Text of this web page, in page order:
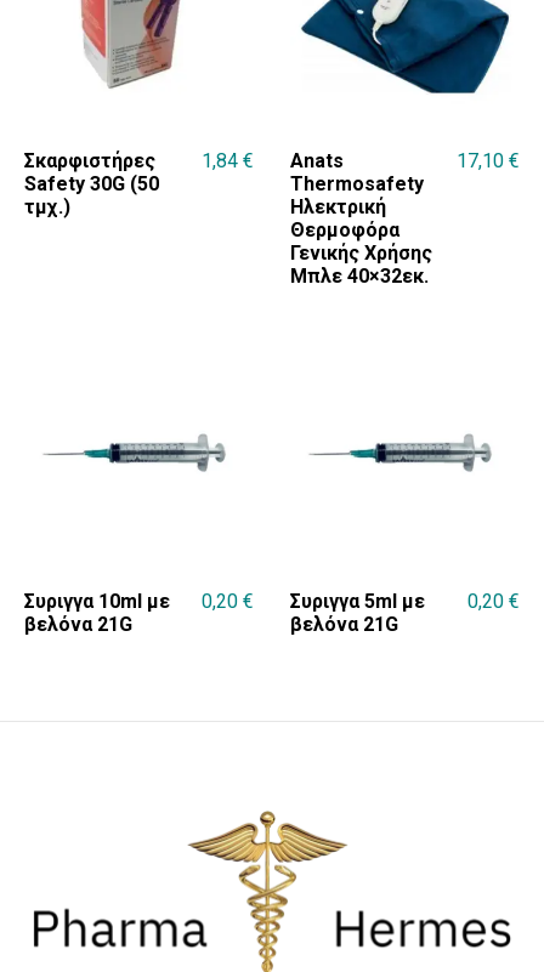
Σκαρφιστήρες
Safety 30G (50
τμχ.)
1,84 €
Anats
Thermosafety
Ηλεκτρική
Θερμοφόρα
Γενικής Χρήσης
Μπλε 40×32εκ.
17,10 €
Συριγγα 10ml με
βελόνα 21G
0,20 €
Συριγγα 5ml με
βελόνα 21G
0,20 €